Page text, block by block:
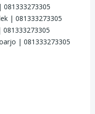
081333273305
| 081333273305
| 081333273305